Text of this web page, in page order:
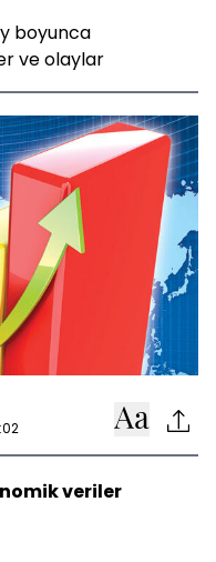
boyunca
ve olaylar
veriler